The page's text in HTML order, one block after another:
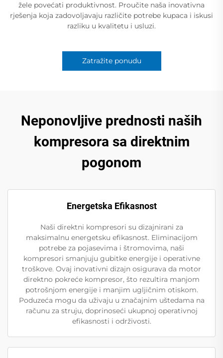
žele povećati produktivnost. Proučite naša inovativna
rješenja koja zadovoljavaju različite potrebe kupaca i iskusi
razliku u kvalitetu i usluzi.
Zatražite ponudu
Neponovljive prednosti naših
kompresora sa direktnim
pogonom
Energetska Efikasnost
Naši direktni kompresori su dizajnirani za
maksimalnu energetsku efikasnost. Eliminacijom
potrebe za pojasevima i štromovima, naši
kompresori smanjuju gubitke energije i operativne
troškove. Ovaj inovativni dizajn osigurava da motor
direktno pokreće kompresor, što rezultira manjom
potrošnjom energije i manjim ugljičnim otiskom.
Poduzeća mogu da uživaju u značajnim uštedama na
računu za struju, doprinoseći ukupnoj operativnoj
efikasnosti i održivosti.